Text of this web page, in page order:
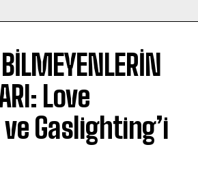
Love
Gaslighting’i